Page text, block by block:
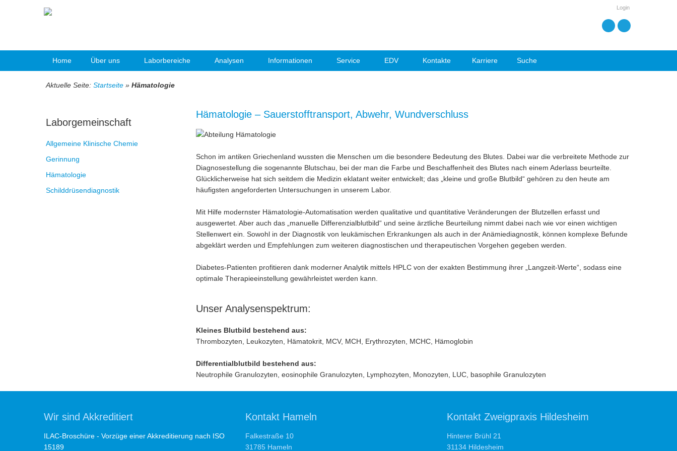
Login
Home Über uns Laborbereiche Analysen Informationen Service EDV Kontakte Karriere Suche
Aktuelle Seite: Startseite » Hämatologie
Laborgemeinschaft
Allgemeine Klinische Chemie
Gerinnung
Hämatologie
Schilddrüsendiagnostik
Hämatologie – Sauerstofftransport, Abwehr, Wundverschluss
Schon im antiken Griechenland wussten die Menschen um die besondere Bedeutung des Blutes. Dabei war die verbreitete Methode zur
Diagnosestellung die sogenannte Blutschau, bei der man die Farbe und Beschaffenheit des Blutes nach einem Aderlass beurteilte.
Glücklicherweise hat sich seitdem die Medizin eklatant weiter entwickelt; das „kleine und große Blutbild“ gehören zu den heute am
häufigsten angeforderten Untersuchungen in unserem Labor.
Mit Hilfe modernster Hämatologie-Automatisation werden qualitative und quantitative Veränderungen der Blutzellen erfasst und
ausgewertet. Aber auch das „manuelle Differenzialblutbild“ und seine ärztliche Beurteilung nimmt dabei nach wie vor einen wichtigen
Stellenwert ein. Sowohl in der Diagnostik von leukämischen Erkrankungen als auch in der Anämiediagnostik, können komplexe Befunde
abgeklärt werden und Empfehlungen zum weiteren diagnostischen und therapeutischen Vorgehen gegeben werden.
Diabetes-Patienten profitieren dank moderner Analytik mittels HPLC von der exakten Bestimmung ihrer „Langzeit-Werte“, sodass eine
optimale Therapieeinstellung gewährleistet werden kann.
Unser Analysenspektrum:
Kleines Blutbild bestehend aus:
Thrombozyten, Leukozyten, Hämatokrit, MCV, MCH, Erythrozyten, MCHC, Hämoglobin
Differentialblutbild bestehend aus:
Neutrophile Granulozyten, eosinophile Granulozyten, Lymphozyten, Monozyten, LUC, basophile Granulozyten
Wir sind Akkreditiert
ILAC-Broschüre - Vorzüge einer Akkreditierung nach ISO
15189
Kontakt Hameln
Falkestraße 10
31785 Hameln
Kontakt Zweigpraxis Hildesheim
Hinterer Brühl 21
31134 Hildesheim